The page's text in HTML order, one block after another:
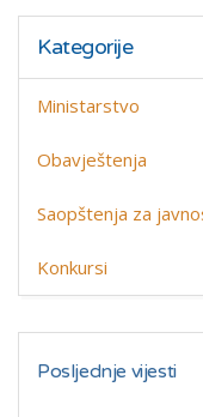
Kategorije
Ministarstvo
Obavještenja
Saopštenja za
Konkursi
Posljednje vijesti